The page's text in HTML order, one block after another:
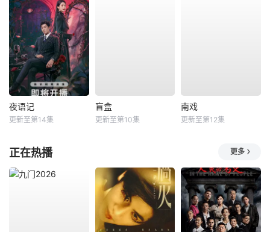
夜语记
更新至第14集
盲盒
更新至第10集
南戏
更新至第12集
正在热播 更多